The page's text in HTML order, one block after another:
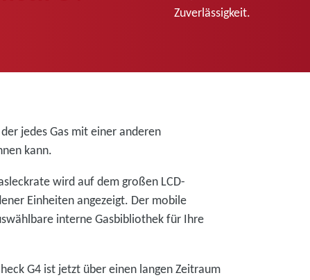
Zuverlässigkeit.
jedes Gas mit einer anderen
kann.
wird auf dem großen LCD-
Einheiten angezeigt. Der mobile
interne Gasbibliothek für Ihre
G4 ist jetzt über einen langen Zeitraum